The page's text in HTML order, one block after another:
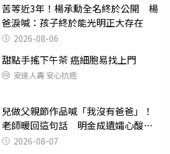
苦等近3年！楊承勳全名終於公開 楊
爸淚喊：孩子終於能光明正大存在
2026-08-06
甜點手搖下午茶 癌細胞易找上門
安達人壽 安心抗癌
兒做父親節作品喊「我沒有爸爸」！
老師暖回這句話 明金成遺孀心酸惹
淚 2026-08-07